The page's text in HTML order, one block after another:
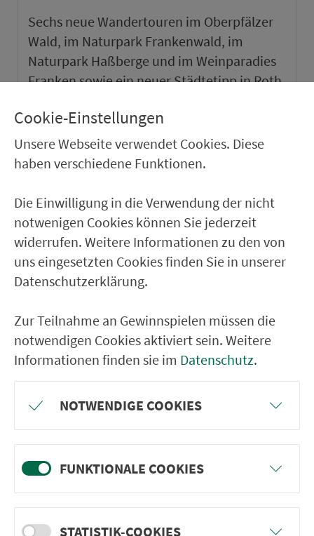
Sechs neue Wandertouren im Oberpfälzer
Wald, im Naturpark Frankenwald, im
Naturpark Haßberge und im Weinparadies
Franken sowie ein neuer Städtetipp in Roth.
VGN-SOMMER 2026
Mach mit und gewinne einen von 1.000
Team-Plätzen für eine Abenteuer-Rallye!
weiter
Cookie-Einstellungen
Unsere Webseite verwendet Cookies. Diese
haben verschiedene Funktionen.
Die Einwilligung in die Verwendung der nicht
notwenigen Cookies können Sie jederzeit
widerrufen. Weitere Informationen zu den von
uns eingesetzten Cookies finden Sie in unserer
Datenschutzerklärung.
Zur Teilnahme an Gewinnspielen müssen die
notwendigen Cookies aktiviert sein. Weitere
Informationen finden sie im Datenschutz.
NOTWENDIGE COOKIES
FUNKTIONALE COOKIES
STATISTIK-COOKIES